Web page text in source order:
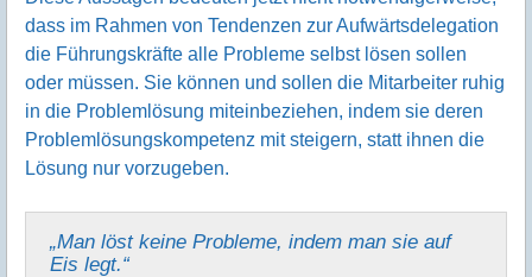
dass im Rahmen von Tendenzen zur Aufwärtsdelegation
die Führungskräfte alle Probleme selbst lösen sollen
oder müssen. Sie können und sollen die Mitarbeiter ruhig
in die Problemlösung miteinbeziehen, indem sie deren
Problemlösungskompetenz mit steigern, statt ihnen die
Lösung nur vorzugeben.
„Man löst keine Probleme, indem man sie auf
Eis legt.“